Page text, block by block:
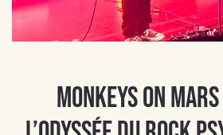
Monkeys On